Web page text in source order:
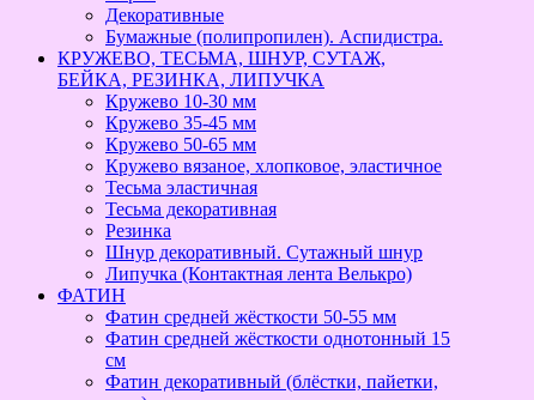
Декоративные
Бумажные (полипропилен). Аспидистра.
КРУЖЕВО, ТЕСЬМА, ШНУР, СУТАЖ,
БЕЙКА, РЕЗИНКА, ЛИПУЧКА
Кружево 10-30 мм
Кружево 35-45 мм
Кружево 50-65 мм
Кружево вязаное, хлопковое, эластичное
Тесьма эластичная
Тесьма декоративная
Резинка
Шнур декоративный. Сутажный шнур
Липучка (Контактная лента Велькро)
ФАТИН
Фатин средней жёсткости 50-55 мм
Фатин средней жёсткости однотонный 15
см
Фатин декоративный (блёстки, пайетки,